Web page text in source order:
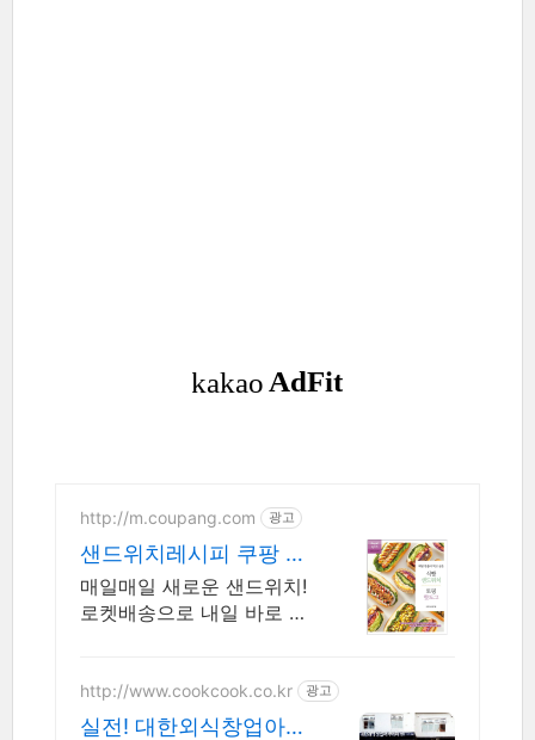
http://m.coupang.com 광고
샌드위치레시피 쿠팡 나
만의 홈카페 레시피
매일매일 새로운 샌드위치!
로켓배송으로 내일 바로 시
서 요리의 즐거움을 경험하
세요.
http://www.cookcook.co.kr 광고
실전! 대한외식창업아카